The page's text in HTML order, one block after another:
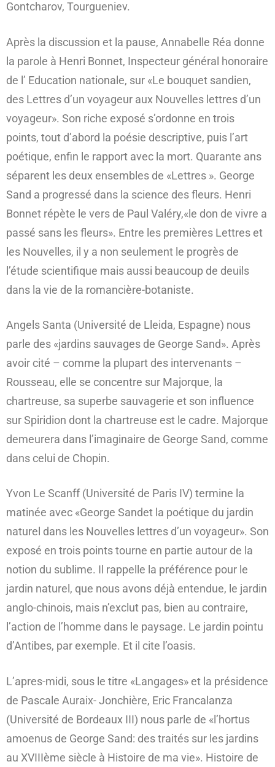
Gontcharov, Tourgueniev.
Après la discussion et la pause, Annabelle Réa donne
la parole à Henri Bonnet, Inspecteur général honoraire
de l’ Education nationale, sur «Le bouquet sandien,
des Lettres d’un voyageur aux Nouvelles lettres d’un
voyageur». Son riche exposé s’ordonne en trois
points, tout d’abord la poésie descriptive, puis l’art
poétique, enfin le rapport avec la mort. Quarante ans
séparent les deux ensembles de «Lettres ». George
Sand a progressé dans la science des fleurs. Henri
Bonnet répète le vers de Paul Valéry,«le don de vivre a
passé sans les fleurs». Entre les premières Lettres et
les Nouvelles, il y a non seulement le progrès de
l’étude scientifique mais aussi beaucoup de deuils
dans la vie de la romancière-botaniste.
Angels Santa (Université de Lleida, Espagne) nous
parle des «jardins sauvages de George Sand». Après
avoir cité – comme la plupart des intervenants –
Rousseau, elle se concentre sur Majorque, la
chartreuse, sa superbe sauvagerie et son influence
sur Spiridion dont la chartreuse est le cadre. Majorque
demeurera dans l’imaginaire de George Sand, comme
dans celui de Chopin.
Yvon Le Scanff (Université de Paris IV) termine la
matinée avec «George Sandet la poétique du jardin
naturel dans les Nouvelles lettres d’un voyageur». Son
exposé en trois points tourne en partie autour de la
notion du sublime. Il rappelle la préférence pour le
jardin naturel, que nous avons déjà entendue, le jardin
anglo-chinois, mais n’exclut pas, bien au contraire,
l’action de l’homme dans le paysage. Le jardin pointu
d’Antibes, par exemple. Et il cite l’oasis.
L’apres-midi, sous le titre «Langages» et la présidence
de Pascale Auraix- Jonchière, Eric Francalanza
(Université de Bordeaux III) nous parle de «l’hortus
amoenus de George Sand: des traités sur les jardins
au XVIIIème siècle à Histoire de ma vie». Histoire de